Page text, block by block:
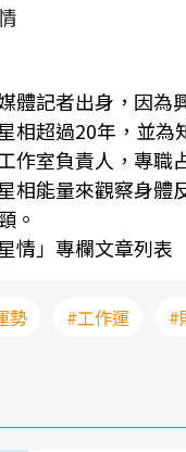
體記者出身，因為
相超過20年，並為
作室負責人，專職
相能量來觀察身體
。
情」專欄文章列表
勢 #工作運 #